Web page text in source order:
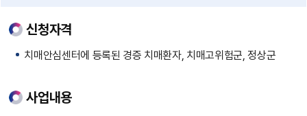
신청자격
치매안심센터에 등록된 경증 치매환자, 치매고위험군, 정상군
사업내용